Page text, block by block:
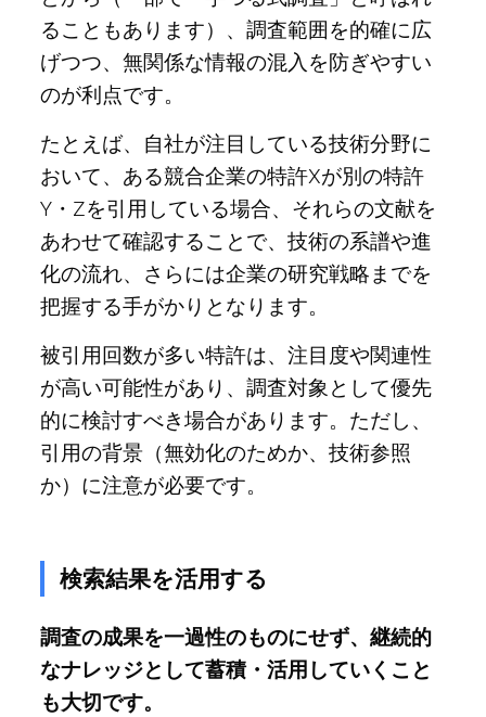
ることもあります）、調査範囲を的確に広
げつつ、無関係な情報の混入を防ぎやすい
のが利点です。
たとえば、自社が注目している技術分野に
おいて、ある競合企業の特許Xが別の特許
Y・Zを引用している場合、それらの文献を
あわせて確認することで、技術の系譜や進
化の流れ、さらには企業の研究戦略までを
把握する手がかりとなります。
被引用回数が多い特許は、注目度や関連性
が高い可能性があり、調査対象として優先
的に検討すべき場合があります。ただし、
引用の背景（無効化のためか、技術参照
か）に注意が必要です。
検索結果を活用する
調査の成果を一過性のものにせず、継続的
なナレッジとして蓄積・活用していくこと
も大切です。